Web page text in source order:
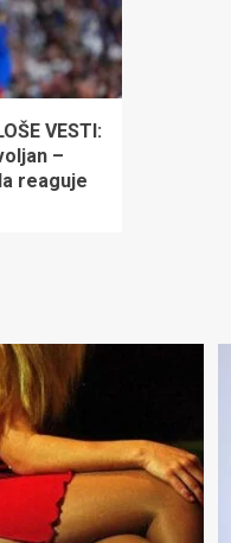
VESTI:
–
reaguje